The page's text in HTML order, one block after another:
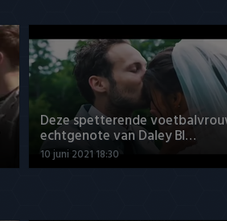
Deze spetterende
echtgenote van Daley Bl…
10 juni 2021 18:30